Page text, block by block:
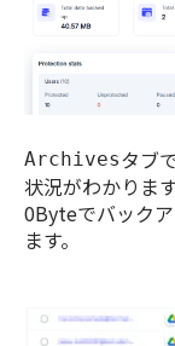
Archivesタブ
状況がわかります
0Byteでバック
ます。